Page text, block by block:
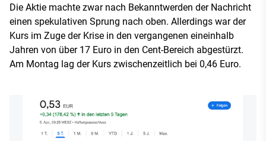
Die Aktie machte zwar nach Bekanntwerden der Nachricht
einen spekulativen Sprung nach oben. Allerdings war der
Kurs im Zuge der Krise in den vergangenen eineinhalb
Jahren von über 17 Euro in den Cent-Bereich abgestürzt.
Am Montag lag der Kurs zwischenzeitlich bei 0,46 Euro.